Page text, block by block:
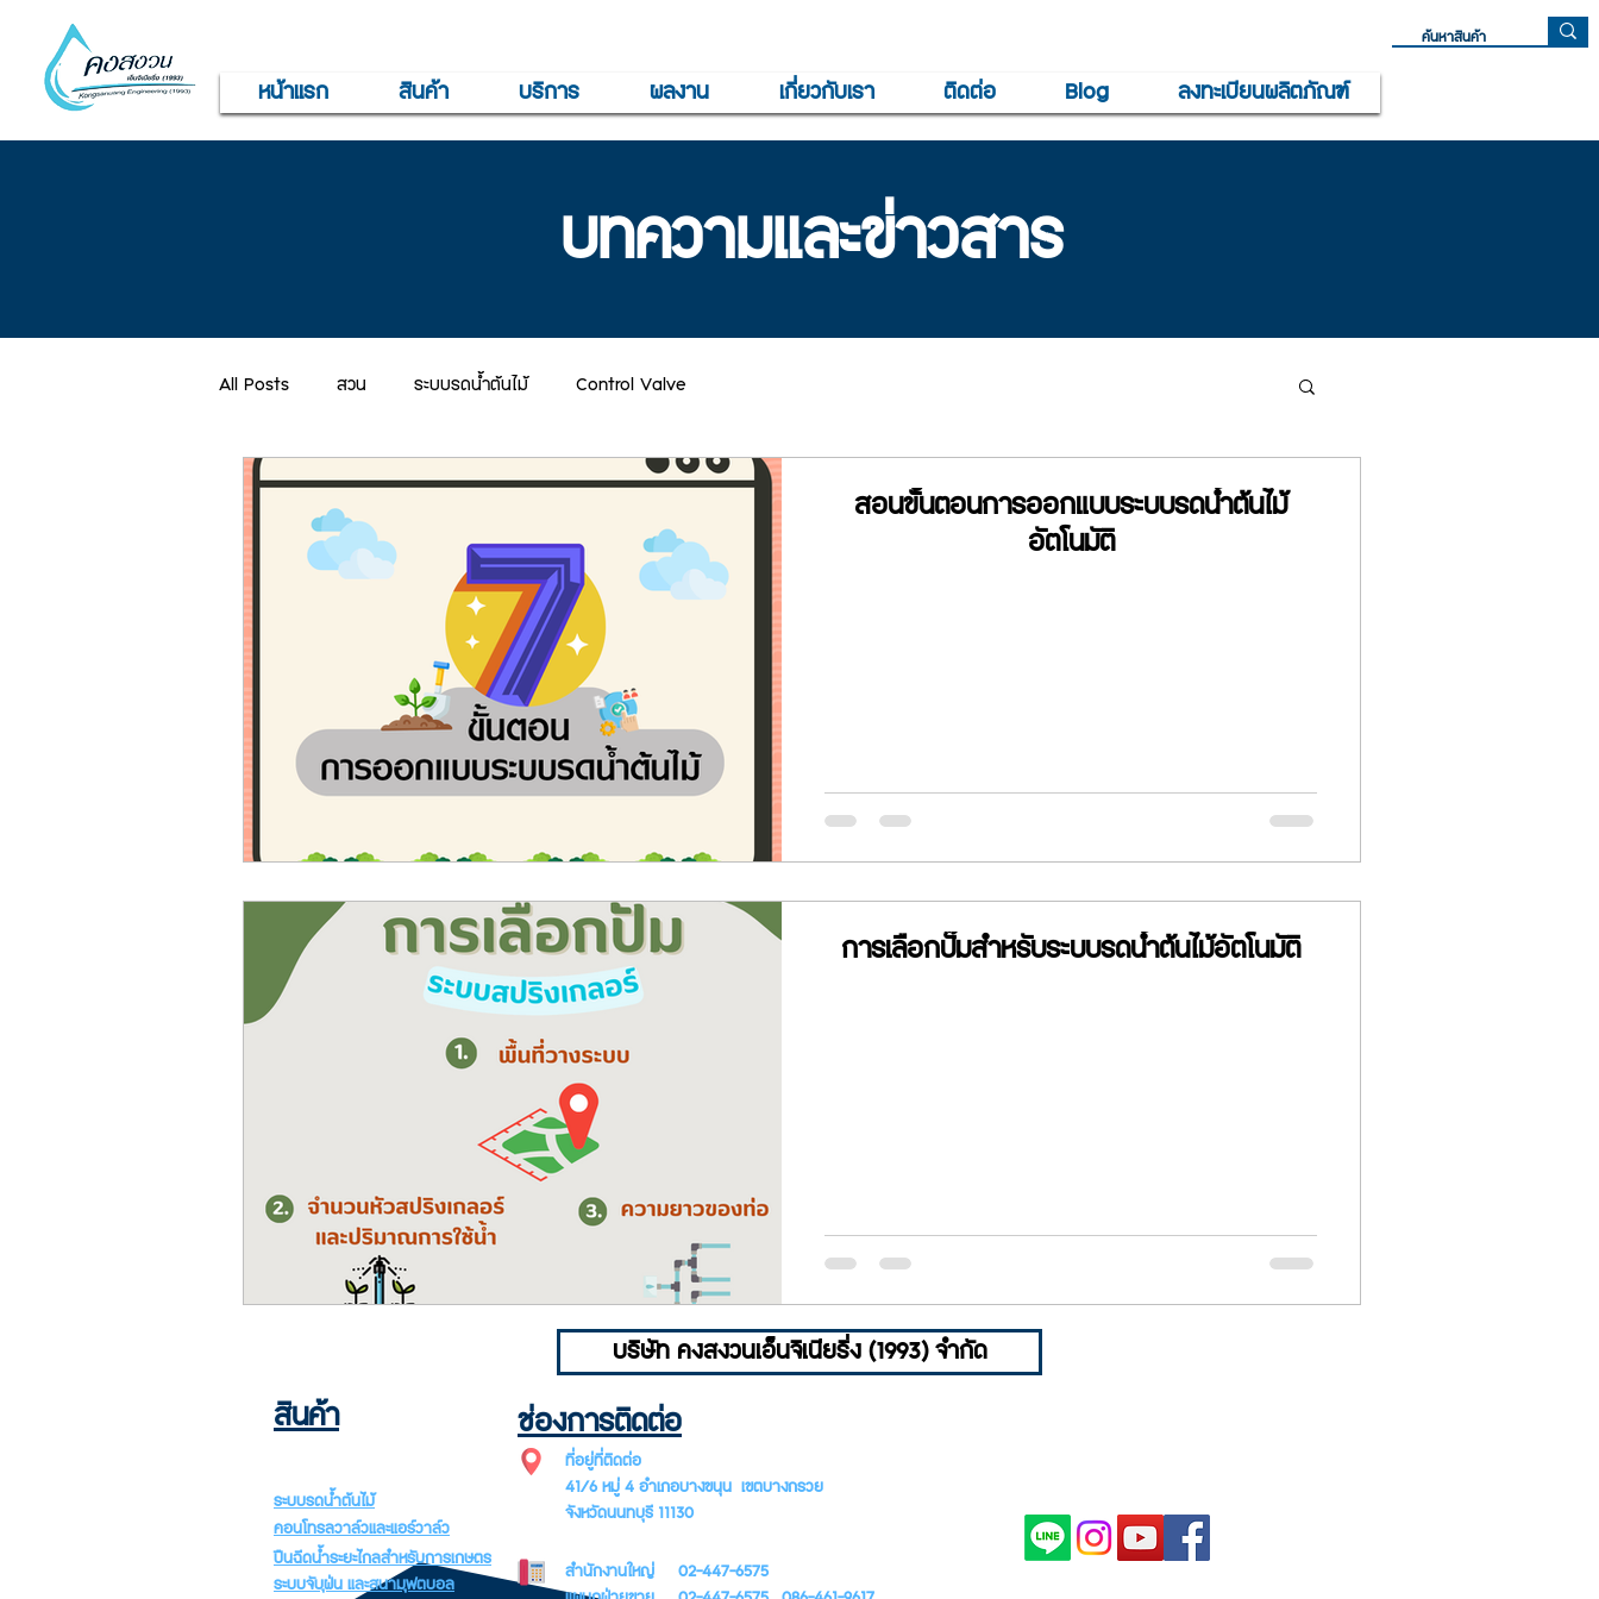
หน้าแรก สินค้า บริการ ผลงาน เกี่ยวกับเรา ติดต่อ Blog ลงทะเบียนผลิตภัณฑ์
บทความและข่าวสาร
All Posts สวน ระบบรดน้ำต้นไม้ Control Valve
สอนขั้นตอนการออกแบบระบบรดน้ำต้นไม้
อัตโนมัติ
การเลือกปั๊มสำหรับระบบรดน้ำต้นไม้อัตโนมัติ
บริษัท คงสงวนเอ็นจิเนียริ่ง (1993) จำกัด
สินค้า
ระบบรดน้ำต้นไม้
คอนโทรลวาล์วและแอร์วาล์ว
ปืนฉีดน้ำระยะไกลสำหรับการเกษตร
ระบบจับฝุ่น และสนามฟุตบอล
ช่องการติดต่อ
ที่อยู่ที่ติดต่อ
41/6 หมู่ 4 อำเภอบางขนุน เขตบางกรวย
จังหวัดนนทบุรี 11130
สำนักงานใหญ่ 02-447-6575